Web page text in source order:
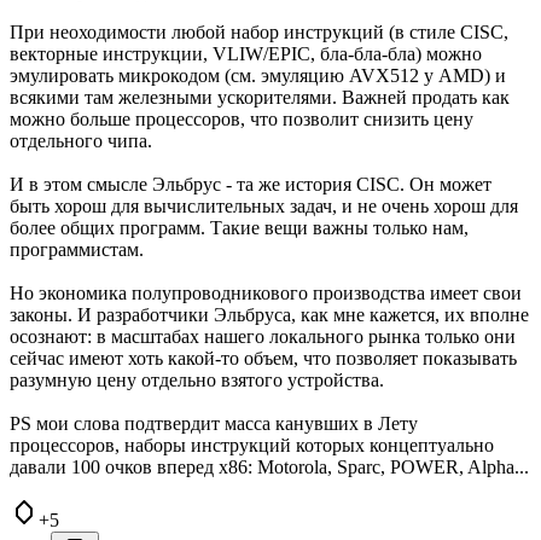
При неоходимости любой набор инструкций (в стиле CISC,
векторные инструкции, VLIW/EPIC, бла-бла-бла) можно
эмулировать микрокодом (см. эмуляцию AVX512 у AMD) и
всякими там железными ускорителями. Важней продать как
можно больше процессоров, что позволит снизить цену
отдельного чипа.
И в этом смысле Эльбрус - та же история CISC. Он может
быть хорош для вычислительных задач, и не очень хорош для
более общих программ. Такие вещи важны только нам,
программистам.
Но экономика полупроводникового производства имеет свои
законы. И разработчики Эльбруса, как мне кажется, их вполне
осознают: в масштабах нашего локального рынка только они
сейчас имеют хоть какой-то объем, что позволяет показывать
разумную цену отдельно взятого устройства.
PS мои слова подтвердит масса канувших в Лету
процессоров, наборы инструкций которых концептуально
давали 100 очков вперед x86: Motorola, Sparc, POWER, Alpha...
+5